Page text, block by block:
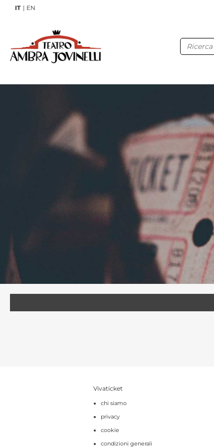
IT EN
Ricerca
Vivaticket
chi siamo
privacy
cookie
condizioni generali